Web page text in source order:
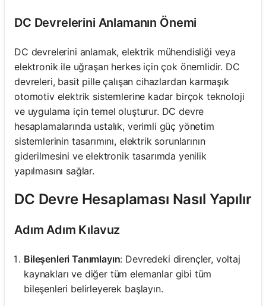
DC Devrelerini Anlamanın Önemi
DC devrelerini anlamak, elektrik mühendisliği veya
elektronik ile uğraşan herkes için çok önemlidir. DC
devreleri, basit pille çalışan cihazlardan karmaşık
otomotiv elektrik sistemlerine kadar birçok teknoloji
ve uygulama için temel oluşturur. DC devre
hesaplamalarında ustalık, verimli güç yönetim
sistemlerinin tasarımını, elektrik sorunlarının
giderilmesini ve elektronik tasarımda yenilik
yapılmasını sağlar.
DC Devre Hesaplaması Nasıl Yapılır
Adım Adım Kılavuz
Bileşenleri Tanımlayın: Devredeki dirençler, voltaj
kaynakları ve diğer tüm elemanlar gibi tüm
bileşenleri belirleyerek başlayın.